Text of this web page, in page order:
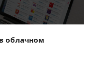
облачном